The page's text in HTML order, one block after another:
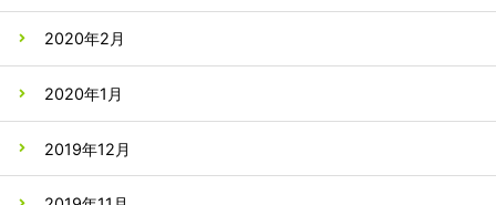
2020年2月
2020年1月
2019年12月